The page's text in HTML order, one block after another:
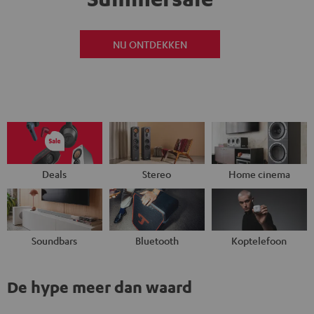
NU ONTDEKKEN
Deals Stereo Home cinema
Soundbars Bluetooth Koptelefoon
De hype meer dan waard